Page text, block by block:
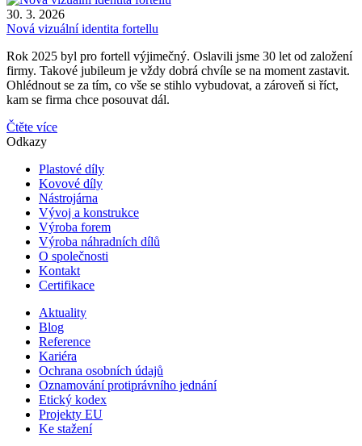
30. 3. 2026
Nová vizuální identita fortellu
Rok 2025 byl pro fortell výjimečný. Oslavili jsme 30 let od založení
firmy. Takové jubileum je vždy dobrá chvíle se na moment zastavit.
Ohlédnout se za tím, co vše se stihlo vybudovat, a zároveň si říct,
kam se firma chce posouvat dál.
Čtěte více
Odkazy
Plastové díly
Kovové díly
Nástrojárna
Vývoj a konstrukce
Výroba forem
Výroba náhradních dílů
O společnosti
Kontakt
Certifikace
Aktuality
Blog
Reference
Kariéra
Ochrana osobních údajů
Oznamování protiprávního jednání
Etický kodex
Projekty EU
Ke stažení